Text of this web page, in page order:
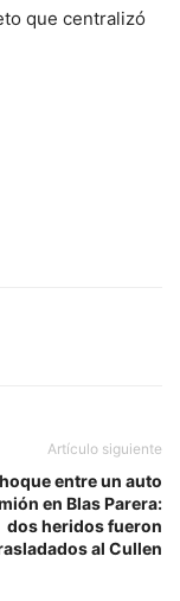
que centralizó
Artículo siguiente
entre un auto
en Blas Parera:
dos heridos fueron
al Cullen